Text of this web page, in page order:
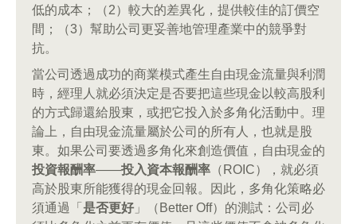
低的成本；（2）較大的差異化，提供較佳的訂價空
間；（3）幫助公司更妥善地管理產業中的競爭對
抗。
當公司透過成功的商業模式產生自由現金流量與利潤
時，經理人就必須決定是否要把這些現金以較高股利
的方式歸還給股東，或把它投入於多角化活動中。理
論上，自由現金流量屬於公司的所有人，也就是股
東。如果公司要透過多角化來創造價值，自由現金的
投資報酬率——投入資本報酬率 （ROIC），就必須
高於股東所能獲得的現金回報。因此，多角化策略必
須通過「 是否更好 」（Better Off）的測試：公司必